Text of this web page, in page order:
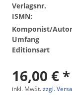
Verlagsnr.
ISMN:
Komponist/Autor
Umfang
Editionsart
16,00 € *
inkl. MwSt.zzgl.